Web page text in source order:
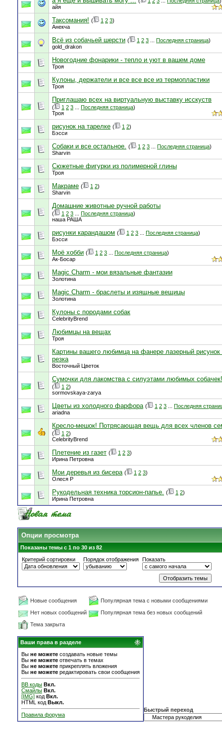
айя
Таксомания! ( 1 2 3)
Анекча
Всё из собачьей шерсти ( 1 2 3 Последняя страница)
gold_drakon
Новогодние фонарики - тепло и уют в вашем доме
Троя
Кулоны, держатели и все все все из термопластики
Троя
Приглашаю всех на виртуальную выставку исскуств
( 1 2 3 Последняя страница)
Троя
рисунок на тарелке ( 1 2)
Бэсси
Собаки и все остальное. ( 1 2 3 Последняя страница)
Sharvin
Сюжетные фигурки из полимерной глины
Троя
Макраме ( 1 2)
Sharvin
Домашние животные ручной работы
( 1 2 3 Последняя страница)
наша РАША
рисунки карандашом ( 1 2 3 Последняя страница)
Бэсси
Моё хобби ( 1 2 3 Последняя страница)
Ак-Босар
Magic Charm - мои вязальные фантазии
Золотина
Magic Charm - браслеты и изящные вещицы
Золотина
Кулоны с породами собак
CelebrityBrend
Любимцы на вещах
Троя
Картины вашего любимца на фанере лазерный рисунок
резка
Восточный Цветок
Сумочки для лакомства с силуэтами любимых собачек!
( 1 2)
sormovskaya-zarya
Цветы из холодного фарфора ( 1 2 3
Последняя
ariadna
Кресло-мешок! Потрясающая вещь для всех членов
( 1 2)
CelebrityBrend
Плетение из газет ( 1 2 3)
Ирина Петровна
Мои деревья из бисера ( 1 2 3)
Олеся Р
Рукодельная техника торсион-папье. ( 1 2)
Ирина Петровна
Опции просмотра
Показаны темы с 1 по 30 из 82
Критерий сортировки
Порядок отображения Показать
Новые сообщения
Популярная тема с новыми сообщениями
Нет новых сообщений
Популярная тема без новых сообщений
Тема закрыта
Ваши права в разделе
Вы не можете создавать новые темы
Вы не можете отвечать в темах
Вы не можете прикреплять вложения
Вы не можете редактировать свои сообщения
BB коды Вкл.
Смайлы Вкл.
[IMG] код Вкл.
HTML код Выкл.
Правила форума
Быстрый переход